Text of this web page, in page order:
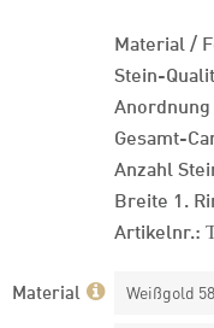
Material /
Stein-
Gesamt-
Anzahl
Breite 1.
Artikelnr.:
Material Weißgold